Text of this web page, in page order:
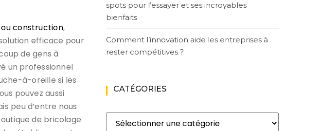
construction,
efficace pour
de gens à
un professionnel
à-oreille si les
pouvez aussi
peu d’entre nous
de bricolage
spots pour l’essayer et ses incroyables
bienfaits
Comment l’innovation aide les entreprises à
rester compétitives ?
CATÉGORIES
Catégories